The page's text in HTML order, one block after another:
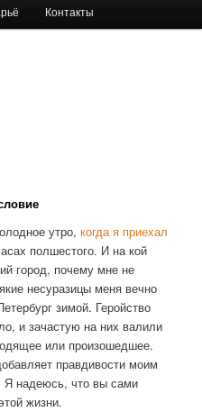
Контакты
утро,когда я приехал
полшестого. И на кой
город, почему мне не
несуразицы меня вечно
зимой. Геройство
и зачастую на них валили
или произошедшее.
правдивости моим
надеюсь, что вы сами
жизни.